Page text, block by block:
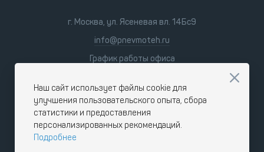
г. Москва, ул. Ясеневая вл. 14Бс9
info@pnevmoteh.ru
График работы офиса
9:00 - 18:00
Наш сайт использует файлы cookie для
улучшения пользовательского опыта, сбора
статистики и предоставления
персонализированных рекомендаций.
Подробнее